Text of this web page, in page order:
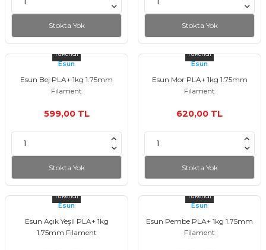
Stokta Yok Stokta Yok
Tükendi
Esun
Esun Bej PLA+ 1kg 1.75mm
Filament
599,00 TL
Stokta Yok
Tükendi
Esun
Esun Mor PLA+ 1kg 1.75mm
Filament
620,00 TL
Stokta Yok
Tükendi
Esun
Esun Açık Yeşil PLA+ 1kg
1.75mm Filament
Tükendi
Esun
Esun Pembe PLA+ 1kg 1.75mm
Filament